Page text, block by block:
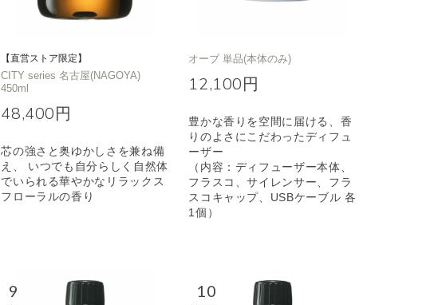
【直営ストア限定】
CITY series 名古屋(NAGOYA)
450ml
48,400円
芯の強さと奥ゆかしさを兼ね備
え、 いつでも自分らしく自然体
でいられる華やかなリラックス
フローラルの香り
オーブ 単品(本体のみ)
12,100円
豊かな香りを空間に届ける、香
りのよさにこだわったディフュ
ーザー
（内容：ディフューザー本体、
フラスコ、サイレンサー、フラ
スコキャップ、USBケーブル 各
1個）